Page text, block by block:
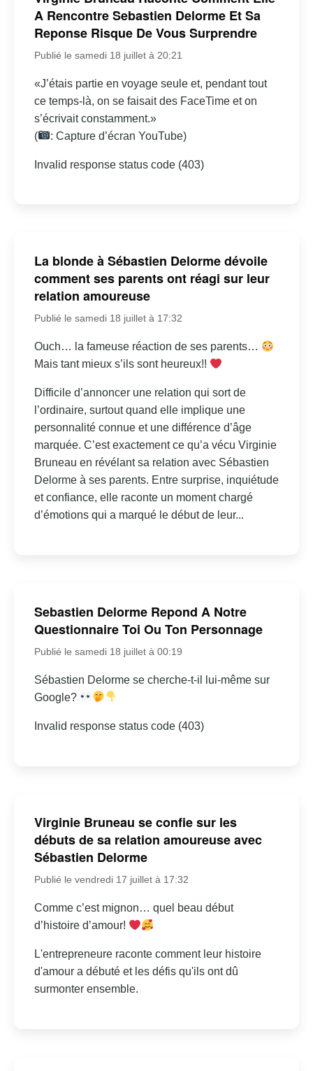
A Rencontre Sebastien Delorme Et Sa
Reponse Risque De Vous Surprendre
Publié le samedi 18 juillet à 20:21
«J’étais partie en voyage seule et, pendant tout
ce temps-là, on se faisait des FaceTime et on
s’écrivait constamment.»
(
: Capture d’écran YouTube)
Invalid response status code (403)
La blonde à Sébastien Delorme dévoile
comment ses parents ont réagi sur leur
relation amoureuse
Publié le samedi 18 juillet à 17:32
Ouch… la fameuse réaction de ses parents…
Mais tant mieux s’ils sont heureux!!
Difficile d’annoncer une relation qui sort de
l’ordinaire, surtout quand elle implique une
personnalité connue et une différence d’âge
marquée. C’est exactement ce qu’a vécu Virginie
Bruneau en révélant sa relation avec Sébastien
Delorme à ses parents. Entre surprise, inquiétude
et confiance, elle raconte un moment chargé
d’émotions qui a marqué le début de leur...
Sebastien Delorme Repond A Notre
Questionnaire Toi Ou Ton Personnage
Publié le samedi 18 juillet à 00:19
Sébastien Delorme se cherche-t-il lui-même sur
Google?
Invalid response status code (403)
Virginie Bruneau se confie sur les
débuts de sa relation amoureuse avec
Sébastien Delorme
Publié le vendredi 17 juillet à 17:32
Comme c’est mignon… quel beau début
d’histoire d’amour!
L'entrepreneure raconte comment leur histoire
d'amour a débuté et les défis qu'ils ont dû
surmonter ensemble.